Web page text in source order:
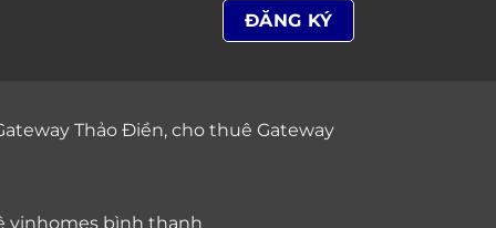
Thảo Điền, cho thuê Gateway
vinhomes bình thạnh